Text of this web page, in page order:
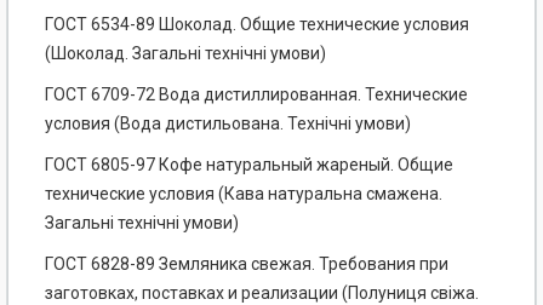
ГОСТ 6534-89 Шоколад. Общие технические условия
(Шоколад. Загальні технічні умови)
ГОСТ 6709-72 Вода дистиллированная. Технические
условия (Вода дистильована. Технічні умови)
ГОСТ 6805-97 Кофе натуральный жареный. Общие
технические условия (Кава натуральна смажена.
Загальні технічні умови)
ГОСТ 6828-89 Земляника свежая. Требования при
заготовках, поставках и реализации (Полуниця свіжа.